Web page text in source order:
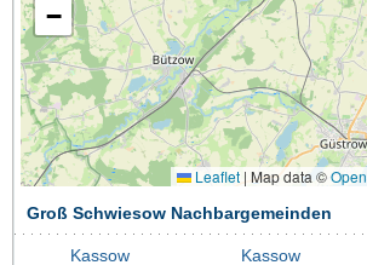
−
Leaflet | Map data ©
Groß Schwiesow Nachbargemeinden
Kassow Kassow